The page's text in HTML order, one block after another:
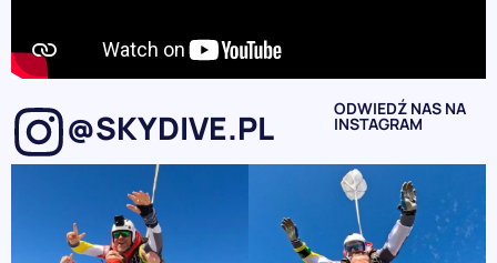
@SKYDIVE.PL ODWIEDŹ NAS NA
INSTAGRAM